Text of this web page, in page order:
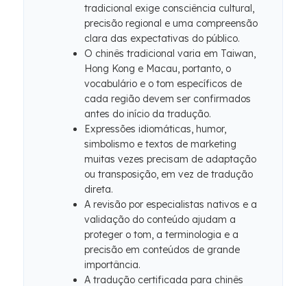
tradicional exige consciência cultural,
precisão regional e uma compreensão
clara das expectativas do público.
O chinês tradicional varia em Taiwan,
Hong Kong e Macau, portanto, o
vocabulário e o tom específicos de
cada região devem ser confirmados
antes do início da tradução.
Expressões idiomáticas, humor,
simbolismo e textos de marketing
muitas vezes precisam de adaptação
ou transposição, em vez de tradução
direta.
A revisão por especialistas nativos e a
validação do conteúdo ajudam a
proteger o tom, a terminologia e a
precisão em conteúdos de grande
importância.
A tradução certificada para chinês